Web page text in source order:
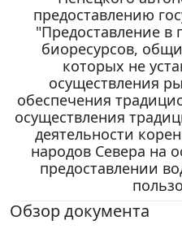
предоставлению
"Предоставление в
биоресурсов,
которых не
осуществления
обеспечения
осуществления
деятельности
народов Севера на
предоставлении
Обзор документа